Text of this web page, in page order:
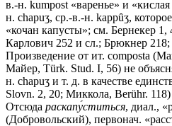
в.-н. kumpost «варенье» и
н. сhарuʒ, ср.-в.-н. kаррȗʒ,
«кочан капусты»; см. Бернекер
Карлович 252 и сл.; Брюкнер
Произведение от ит. соmроstа
Майер, Türk. Stud. I, 56) не
н. сhарuʒ и т. д. в качестве
Slovn. 2, 20; Миккола, Berühr.
Отсюда раскапу́ститься, диал.,
(Добровольский), первонач.